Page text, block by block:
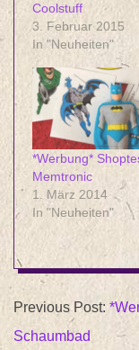
Coolstuff
3. Februar 2015
In "Neuheiten"
*Werbung*
Memtronic
1. März 2014
In "Neuheiten"
2014-
11-
01
Previous Post:
Schaumbad